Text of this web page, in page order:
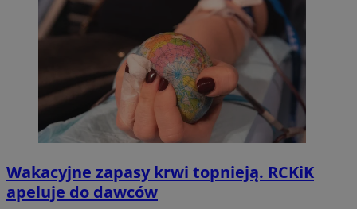
Wakacyjne zapasy krwi topnieją. RCKiK
apeluje do dawców